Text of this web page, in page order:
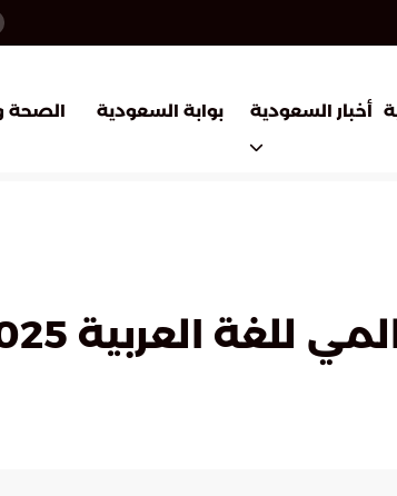
أخبار السعودية بوابة السعودية الصحة
العربية 2025